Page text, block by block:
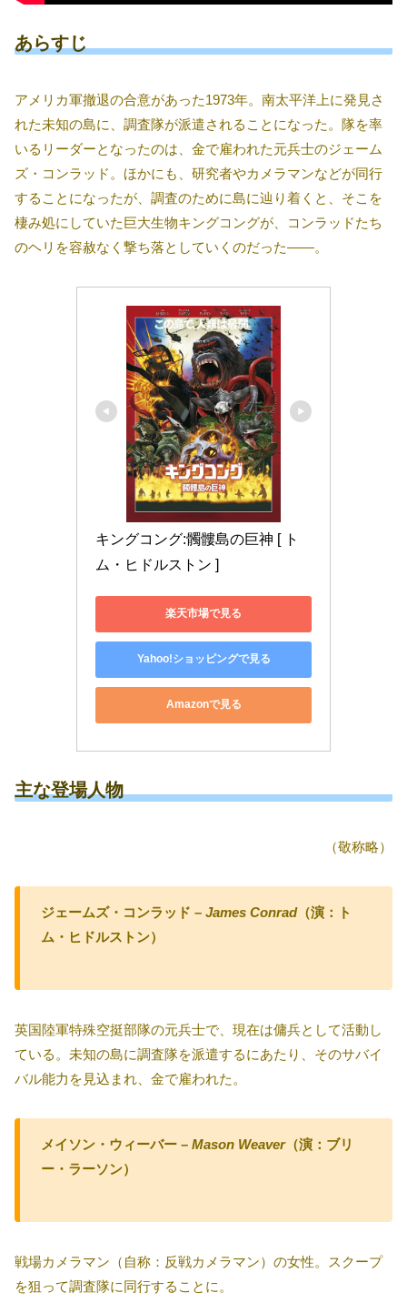
あらすじ
アメリカ軍撤退の合意があった1973年。南太平洋上に発見さ
れた未知の島に、調査隊が派遣されることになった。隊を率
いるリーダーとなったのは、金で雇われた元兵士のジェーム
ズ・コンラッド。ほかにも、研究者やカメラマンなどが同行
することになったが、調査のために島に辿り着くと、そこを
棲み処にしていた巨大生物キングコングが、コンラッドたち
のヘリを容赦なく撃ち落としていくのだった――。
キングコング:髑髏島の巨神 [ ト
ム・ヒドルストン ]
楽天市場で見る
Yahoo!ショッピングで見る
Amazonで見る
主な登場人物
（敬称略）
ジェームズ・コンラッド – James Conrad（演：ト
ム・ヒドルストン）
英国陸軍特殊空挺部隊の元兵士で、現在は傭兵として活動し
ている。未知の島に調査隊を派遣するにあたり、そのサバイ
バル能力を見込まれ、金で雇われた。
メイソン・ウィーバー – Mason Weaver（演：ブリ
ー・ラーソン）
戦場カメラマン（自称：反戦カメラマン）の女性。スクープ
を狙って調査隊に同行することに。